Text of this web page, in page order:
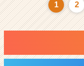
1 2